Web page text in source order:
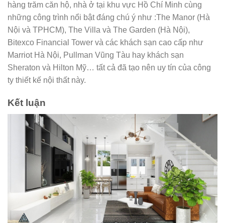
hàng trăm căn hộ, nhà ở tại khu vực Hồ Chí Minh cùng
những công trình nổi bật đáng chú ý như :The Manor (Hà
Nội và TPHCM), The Villa và The Garden (Hà Nội),
Bitexco Financial Tower và các khách sạn cao cấp như
Marriot Hà Nội, Pullman Vũng Tàu hay khách sạn
Sheraton và Hilton Mỹ… tất cả đã tạo nên uy tín của công
ty thiết kế nội thất này.
Kết luận